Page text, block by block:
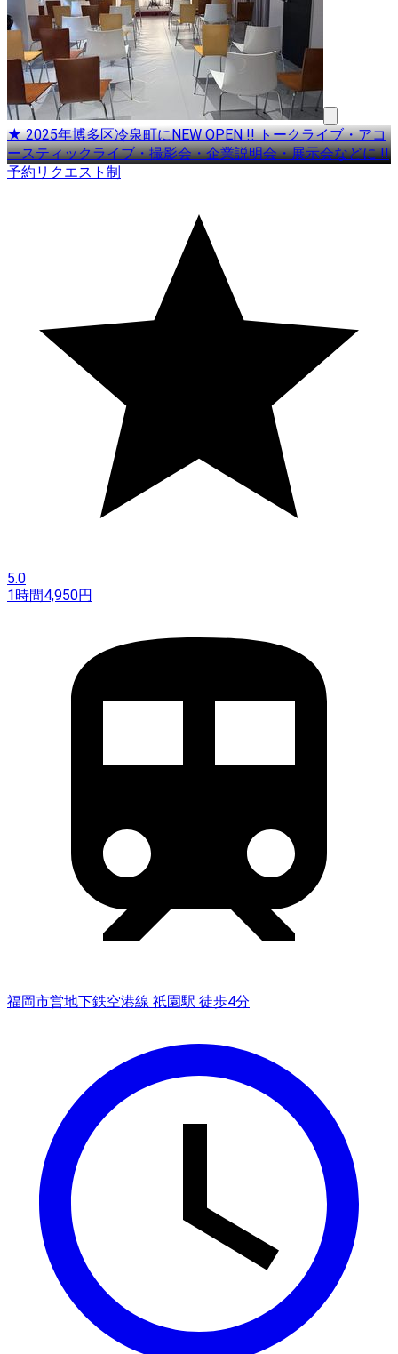
★ 2025年博多区冷泉町にNEW OPEN !! トークライブ・アコ
ースティックライブ・撮影会・企業説明会・展示会などに !!
予約リクエスト制
5.0
1時間4,950円
福岡市営地下鉄空港線 祇園駅 徒歩4分